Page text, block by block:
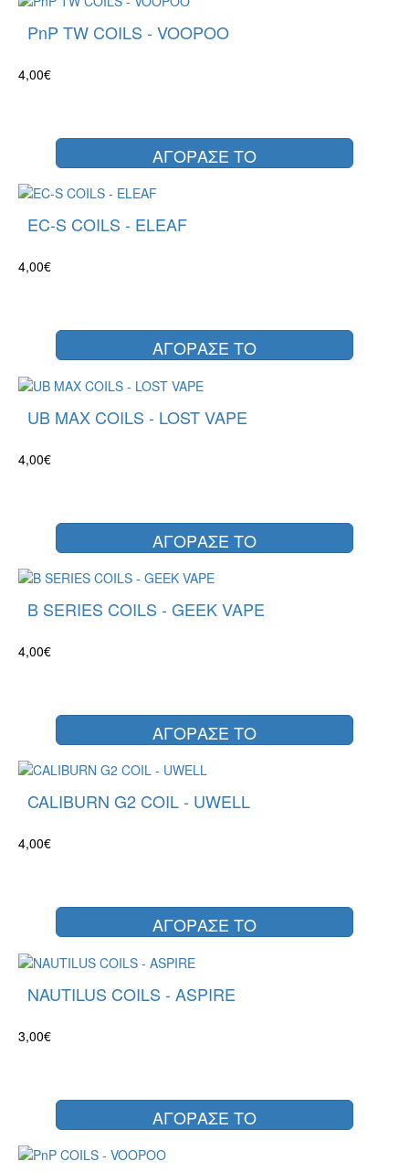
PnP TW COILS - VOOPOO
4,00€
ΑΓΟΡΑΣΕ ΤΟ
EC-S COILS - ELEAF
4,00€
ΑΓΟΡΑΣΕ ΤΟ
UB MAX COILS - LOST VAPE
4,00€
ΑΓΟΡΑΣΕ ΤΟ
B SERIES COILS - GEEK VAPE
4,00€
ΑΓΟΡΑΣΕ ΤΟ
CALIBURN G2 COIL - UWELL
4,00€
ΑΓΟΡΑΣΕ ΤΟ
NAUTILUS COILS - ASPIRE
3,00€
ΑΓΟΡΑΣΕ ΤΟ